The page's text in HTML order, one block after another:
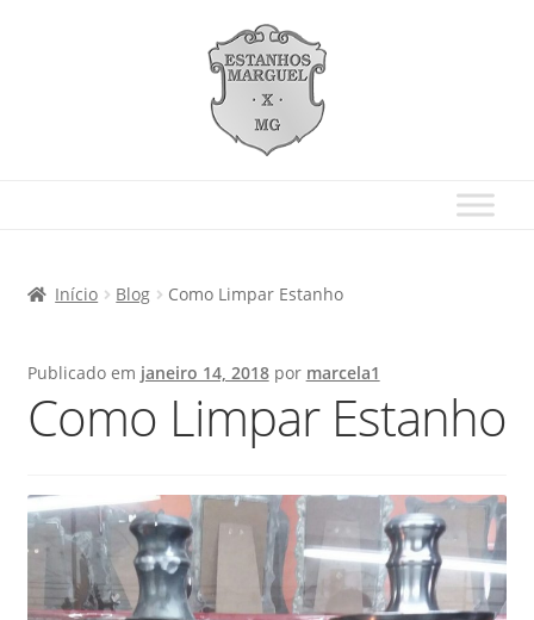
Início Blog Como Limpar Estanho
Publicado em janeiro 14, 2018 por marcela1
Como Limpar Estanho